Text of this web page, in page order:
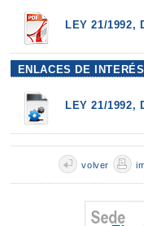
LEY 21/1992,
ENLACES DE INTERÉS
LEY 21/1992,
volver